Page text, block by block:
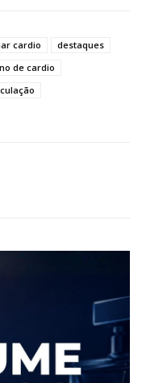
cardio
destaques
de cardio